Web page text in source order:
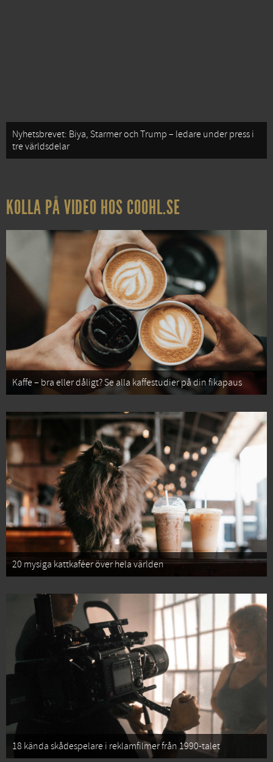
Nyhetsbrevet: Biya, Starmer och Trump – ledare under press i
tre världsdelar
KOLLA PÅ VIDEO HOS COOHL.SE
Kaffe – bra eller dåligt? Se alla kaffestudier på din fikapaus
20 mysiga kattkaféer över hela världen
18 kända skådespelare i reklamfilmer från 1990-talet